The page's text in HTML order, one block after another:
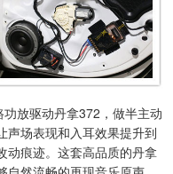
放驱动丹拿372，做半主动
声场表现和入耳效果提升到
动痕迹。这套高品质的丹拿